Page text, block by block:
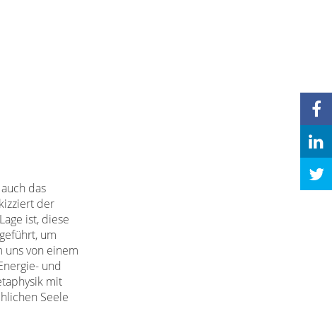
das
der
ist, diese
um
uns von einem
und
mit
Seele